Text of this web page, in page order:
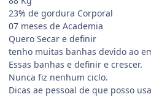
23% de gordura Corporal
07 meses de Academia
Quero Secar e definir
tenho muitas banhas devido ao
Essas banhas e definir e crescer.
Nunca fiz nenhum ciclo.
Dicas ae pessoal de que posso